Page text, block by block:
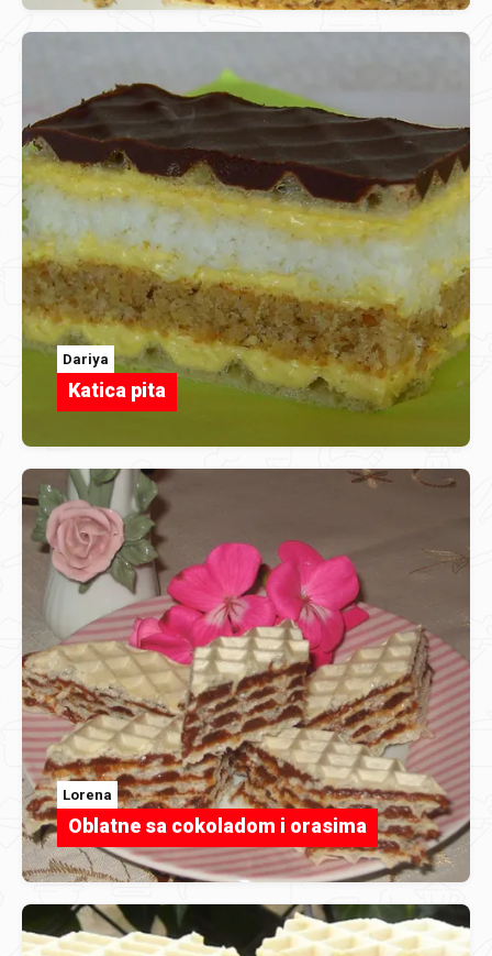
Dariya
Katica pita
Lorena
Oblatne sa cokoladom i orasima